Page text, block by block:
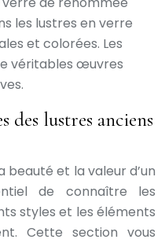
les lustres en verre
et colorées. Les
véritables œuvres
des lustres anciens
et la valeur d’un
de connaître les
styles et les éléments
Cette section vous